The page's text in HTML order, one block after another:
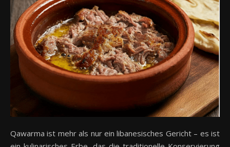
Qawarma ist mehr als nur ein libanesisches Gericht – es ist